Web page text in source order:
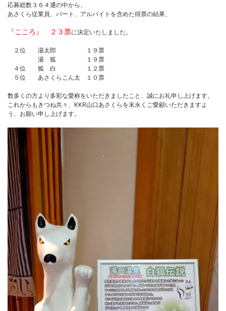
応募総数３６４通の中から、
あさくら従業員、パート、アルバイトを含めた得票の結果、
『こころ』 ２３票に決定いたしました。
２位 湯太郎 １９票
湯 狐 １９票
４位 狐 白 １２票
５位 あさくらこん太 １０票
数多くの方より多彩な愛称をいただきましたこと、誠にお礼申し上げます。
これからもきつね共々、KKR山口あさくらを末永くご愛顧いただきますよ
う、お願い申し上げます。